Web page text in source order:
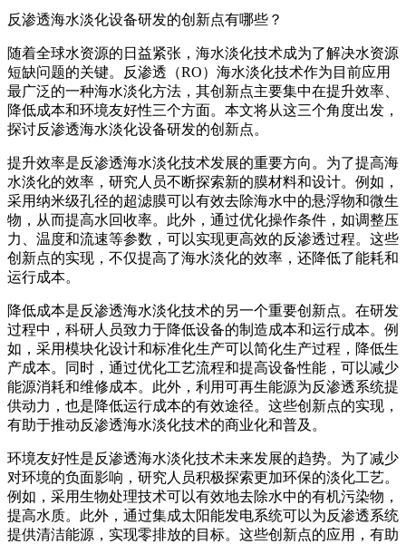
反渗透海水淡化设备研发的创新点有哪些？
随着全球水资源的日益紧张，海水淡化技术成为了解决水资源
短缺问题的关键。反渗透（RO）海水淡化技术作为目前应用
最广泛的一种海水淡化方法，其创新点主要集中在提升效率、
降低成本和环境友好性三个方面。本文将从这三个角度出发，
探讨反渗透海水淡化设备研发的创新点。
提升效率是反渗透海水淡化技术发展的重要方向。为了提高海
水淡化的效率，研究人员不断探索新的膜材料和设计。例如，
采用纳米级孔径的超滤膜可以有效去除海水中的悬浮物和微生
物，从而提高水回收率。此外，通过优化操作条件，如调整压
力、温度和流速等参数，可以实现更高效的反渗透过程。这些
创新点的实现，不仅提高了海水淡化的效率，还降低了能耗和
运行成本。
降低成本是反渗透海水淡化技术的另一个重要创新点。在研发
过程中，科研人员致力于降低设备的制造成本和运行成本。例
如，采用模块化设计和标准化生产可以简化生产过程，降低生
产成本。同时，通过优化工艺流程和提高设备性能，可以减少
能源消耗和维修成本。此外，利用可再生能源为反渗透系统提
供动力，也是降低运行成本的有效途径。这些创新点的实现，
有助于推动反渗透海水淡化技术的商业化和普及。
环境友好性是反渗透海水淡化技术未来发展的趋势。为了减少
对环境的负面影响，研究人员积极探索更加环保的淡化工艺。
例如，采用生物处理技术可以有效地去除水中的有机污染物，
提高水质。此外，通过集成太阳能发电系统可以为反渗透系统
提供清洁能源，实现零排放的目标。这些创新点的应用，有助